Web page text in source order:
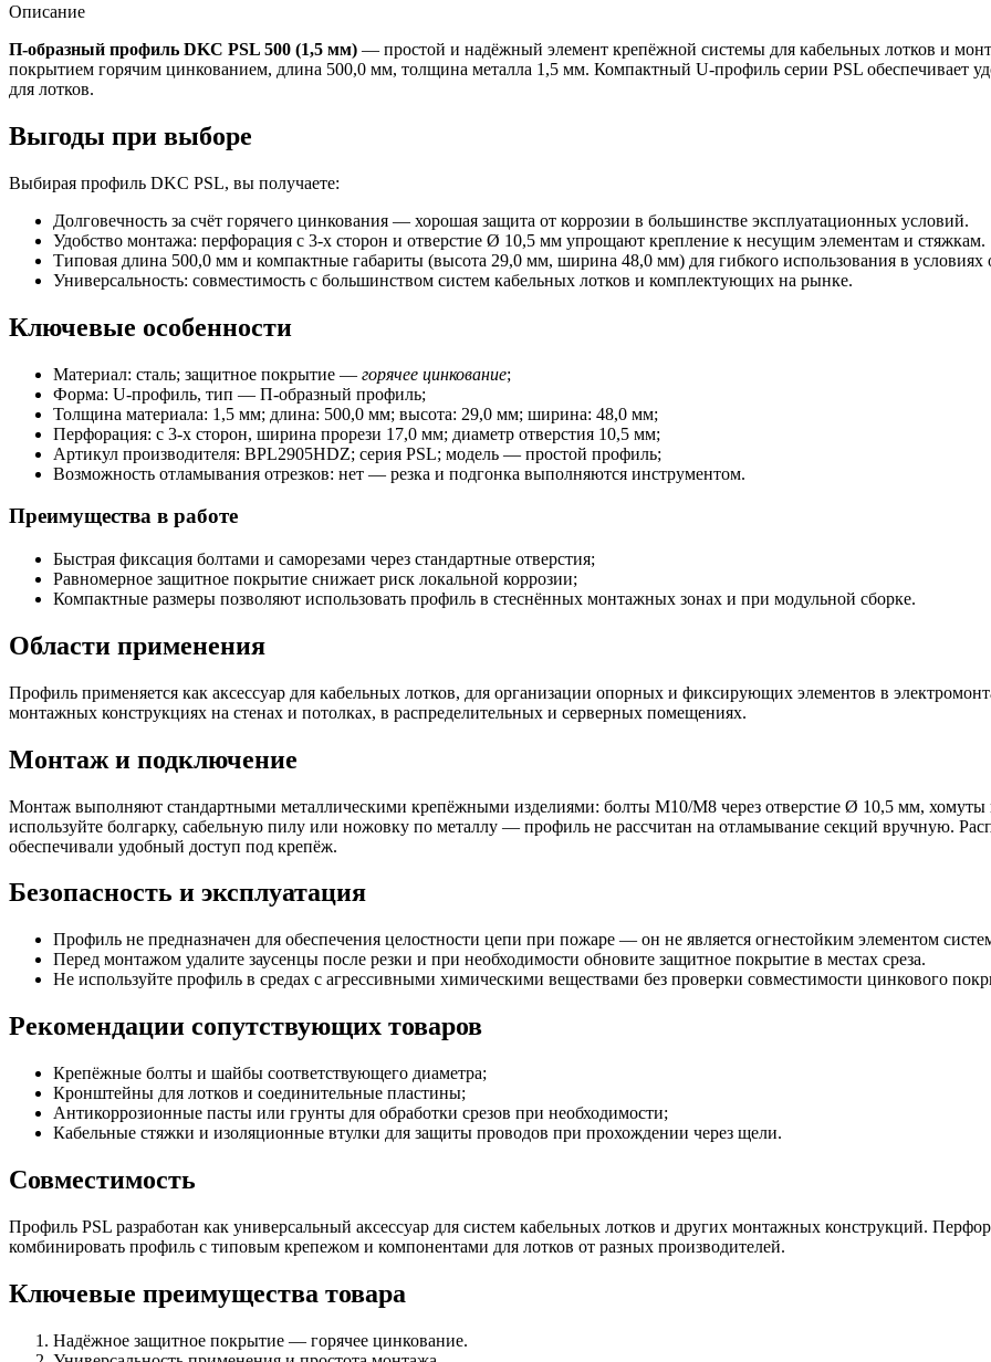
Описание
П-образный профиль DKC PSL 500 (1,5 мм) — простой и надёжный элемент крепёжной системы для кабельных лотков и
покрытием горячим цинкованием, длина 500,0 мм, толщина металла 1,5 мм. Компактный U‑профиль серии PSL обеспечивает
для лотков.
Выгоды при выборе
Выбирая профиль DKC PSL, вы получаете:
Долговечность за счёт горячего цинкования — хорошая защита от коррозии в большинстве эксплуатационных условий.
Удобство монтажа: перфорация с 3‑х сторон и отверстие Ø 10,5 мм упрощают крепление к несущим элементам и стяжкам.
Типовая длина 500,0 мм и компактные габариты (высота 29,0 мм, ширина 48,0 мм) для гибкого использования в условиях
Универсальность: совместимость с большинством систем кабельных лотков и комплектующих на рынке.
Ключевые особенности
Материал: сталь; защитное покрытие — горячее цинкование;
Форма: U‑профиль, тип — П-образный профиль;
Толщина материала: 1,5 мм; длина: 500,0 мм; высота: 29,0 мм; ширина: 48,0 мм;
Перфорация: с 3‑х сторон, ширина прорези 17,0 мм; диаметр отверстия 10,5 мм;
Артикул производителя: BPL2905HDZ; серия PSL; модель — простой профиль;
Возможность отламывания отрезков: нет — резка и подгонка выполняются инструментом.
Преимущества в работе
Быстрая фиксация болтами и саморезами через стандартные отверстия;
Равномерное защитное покрытие снижает риск локальной коррозии;
Компактные размеры позволяют использовать профиль в стеснённых монтажных зонах и при модульной сборке.
Области применения
Профиль применяется как аксессуар для кабельных лотков, для организации опорных и фиксирующих элементов в
монтажных конструкциях на стенах и потолках, в распределительных и серверных помещениях.
Монтаж и подключение
Монтаж выполняют стандартными металлическими крепёжными изделиями: болты М10/М8 через отверстие Ø 10,5 мм, хомуты
используйте болгарку, сабельную пилу или ножовку по металлу — профиль не рассчитан на отламывание секций вручную.
обеспечивали удобный доступ под крепёж.
Безопасность и эксплуатация
Профиль не предназначен для обеспечения целостности цепи при пожаре — он не является огнестойким элементом
Перед монтажом удалите заусенцы после резки и при необходимости обновите защитное покрытие в местах среза.
Не используйте профиль в средах с агрессивными химическими веществами без проверки совместимости цинкового
Рекомендации сопутствующих товаров
Крепёжные болты и шайбы соответствующего диаметра;
Кронштейны для лотков и соединительные пластины;
Антикоррозионные пасты или грунты для обработки срезов при необходимости;
Кабельные стяжки и изоляционные втулки для защиты проводов при прохождении через щели.
Совместимость
Профиль PSL разработан как универсальный аксессуар для систем кабельных лотков и других монтажных конструкций.
комбинировать профиль с типовым крепежом и компонентами для лотков от разных производителей.
Ключевые преимущества товара
Надёжное защитное покрытие — горячее цинкование.